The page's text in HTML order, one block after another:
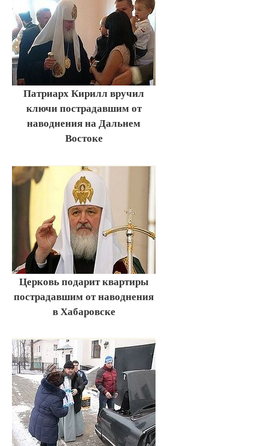
Патриарх Кирилл вручил
ключи пострадавшим от
наводнения на Дальнем
Востоке
Церковь подарит квартиры
пострадавшим от наводнения
в Хабаровске